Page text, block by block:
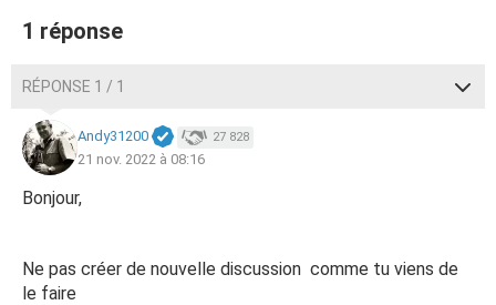
1 réponse
RÉPONSE 1 / 1
Andy31200 27 828
21 nov. 2022 à 08:16
Bonjour,
Ne pas créer de nouvelle discussion comme tu viens de
le faire